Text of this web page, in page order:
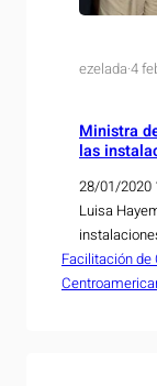
ezelada·4
Ministra
las
28/01/2020
Luisa
conecta el
Costa Rica.
Facilitación